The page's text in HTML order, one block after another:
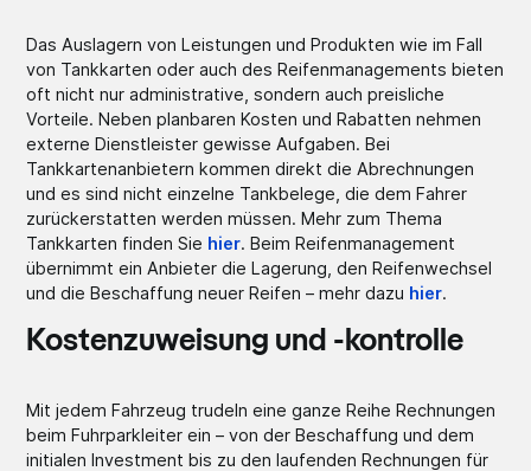
Das Auslagern von Leistungen und Produkten wie im Fall
von Tankkarten oder auch des Reifenmanagements bieten
oft nicht nur administrative, sondern auch preisliche
Vorteile. Neben planbaren Kosten und Rabatten nehmen
externe Dienstleister gewisse Aufgaben. Bei
Tankkartenanbietern kommen direkt die Abrechnungen
und es sind nicht einzelne Tankbelege, die dem Fahrer
zurückerstatten werden müssen. Mehr zum Thema
Tankkarten finden Sie hier. Beim Reifenmanagement
übernimmt ein Anbieter die Lagerung, den Reifenwechsel
und die Beschaffung neuer Reifen – mehr dazu hier.
Kostenzuweisung und -kontrolle
Mit jedem Fahrzeug trudeln eine ganze Reihe Rechnungen
beim Fuhrparkleiter ein – von der Beschaffung und dem
initialen Investment bis zu den laufenden Rechnungen für